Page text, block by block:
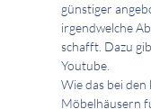
günstiger
irgendwelche
schafft. Dazu
Youtube.
Wie das bei
Möbelhäusern